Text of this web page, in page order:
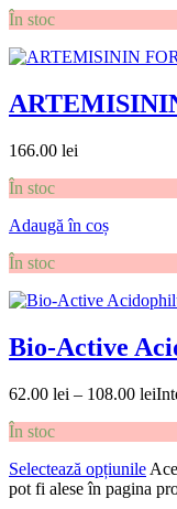
În stoc
166.00 lei
În stoc
Adaugă în coș
În stoc
Bio-Active
62.00 lei – 108.00 lei
În stoc
Selectează opțiunile
pot fi alese în pagina